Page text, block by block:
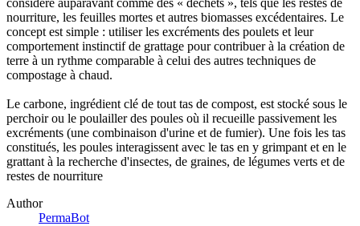
considéré auparavant comme des « déchets », tels que les restes de
nourriture, les feuilles mortes et autres biomasses excédentaires. Le
concept est simple : utiliser les excréments des poulets et leur
comportement instinctif de grattage pour contribuer à la création de
terre à un rythme comparable à celui des autres techniques de
compostage à chaud.
Le carbone, ingrédient clé de tout tas de compost, est stocké sous le
perchoir ou le poulailler des poules où il recueille passivement les
excréments (une combinaison d'urine et de fumier). Une fois les tas
constitués, les poules interagissent avec le tas en y grimpant et en le
grattant à la recherche d'insectes, de graines, de légumes verts et de
restes de nourriture
Author
PermaBot